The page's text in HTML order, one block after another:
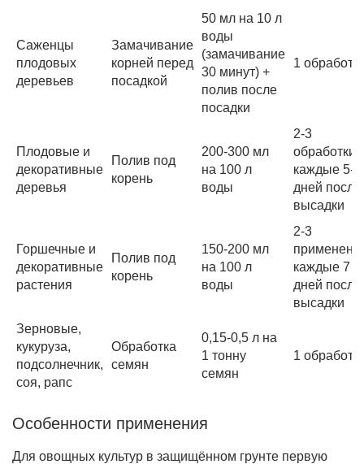
Саженцы
плодовых
деревьев
Замачивание
корней перед
посадкой
50 мл на 10 л
воды
(замачивание
30 минут) +
полив после
посадки
1
Плодовые и
декоративные
деревья
Полив под
корень
200-300 мл
на 100 л
воды
2-3
обработки
каждые 5-7
дней после
высадки
Горшечные и
декоративные
растения
Полив под
корень
150-200 мл
на 100 л
воды
2-3
каждые 7
дней после
высадки
Зерновые,
кукуруза,
подсолнечник,
соя, рапс
Обработка
семян
0,15-0,5 л на
1 тонну
семян
1
Особенности применения
Для овощных культур в защищённом грунте первую